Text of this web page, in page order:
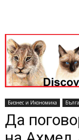
Бизнес и Икономика
Да